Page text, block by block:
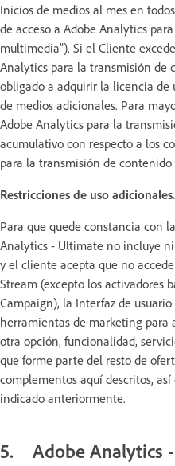
Inicios de medios al mes en
de acceso a Adobe Analytics
multimedia”). Si el Cliente
Analytics para la transmisión de
obligado a adquirir la licencia
de medios adicionales. Para
Adobe Analytics para la
acumulativo con respecto a los
para la transmisión de
Restricciones de uso adicionales.
Para que quede constancia con
Analytics - Ultimate no incluye
y el cliente acepta que no
Stream (excepto los activadores
Campaign), la Interfaz de
herramientas de marketing
otra opción, funcionalidad,
que forme parte del resto de
complementos aquí descritos,
indicado anteriormente.
5. Adobe Analytics